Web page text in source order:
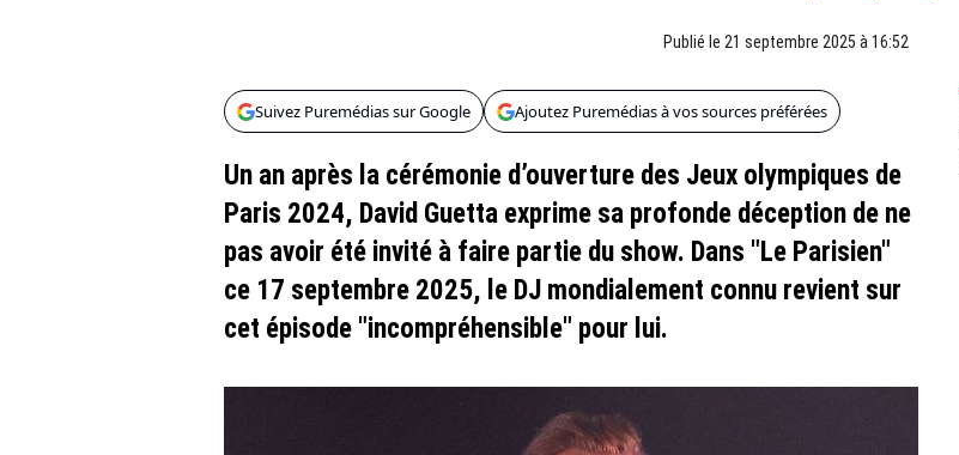
Publié le 21 septembre 2025 à 16:52
Suivez Puremédias sur Google Ajoutez Puremédias à vos sources préférées
Un an après la cérémonie d’ouverture des Jeux olympiques de
Paris 2024, David Guetta exprime sa profonde déception de ne
pas avoir été invité à faire partie du show. Dans "Le Parisien"
ce 17 septembre 2025, le DJ mondialement connu revient sur
cet épisode "incompréhensible" pour lui.